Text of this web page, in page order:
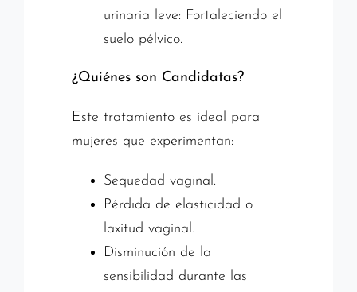
urinaria leve: Fortaleciendo el
suelo pélvico.
¿Quiénes son Candidatas?
Este tratamiento es ideal para
mujeres que experimentan:
Sequedad vaginal.
Pérdida de elasticidad o
laxitud vaginal.
Disminución de la
sensibilidad durante las